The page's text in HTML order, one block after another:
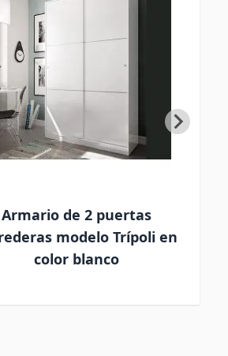
Armario de 2 puertas
modelo Trípoli en
color blanco